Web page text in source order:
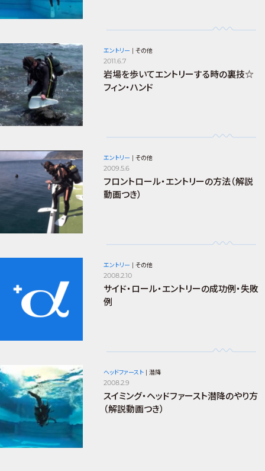
エントリー |その他
2011.6.7
岩場を歩いてエントリーする時の裏技☆
フィン・ハンド
エントリー |その他
2009.5.6
フロントロール・エントリーの方法（解説
動画つき）
エントリー |その他
2008.2.10
サイド・ロール・エントリーの成功例・失敗
例
ヘッドファースト |潜降
2008.2.9
スイミング・ヘッドファースト潜降のやり方
（解説動画つき）